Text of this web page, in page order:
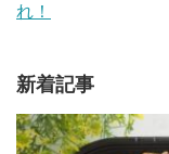
れ！
新着記事